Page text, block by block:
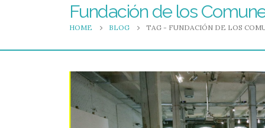
Fundación de los
HOME BLOG TAG - FUNDACIÓN DE LOS